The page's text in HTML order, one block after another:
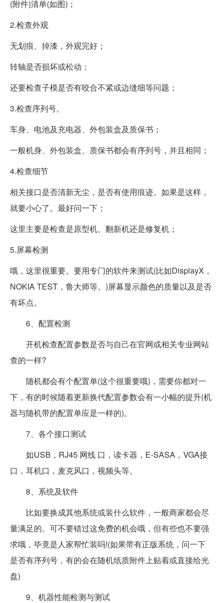
(附件)清单(如图)；
2.检查外观
无划痕、掉漆，外观完好；
转轴是否损坏或松动；
还要检查子模是否有咬合不紧或边缝细等问题；
3.检查序列号。
车身、电池及充电器、外包装盒及质保书；
一般机身、外包装盒、质保书都会有序列号，并且相同；
4.检查细节
相关接口是否清新无尘，是否有使用痕迹。如果是这样，
就要小心了。最好问一下；
这里主要是检查是原型机、翻新机还是修复机；
5.屏幕检测
哦，这里很重要。要用专门的软件来测试(比如DisplayX，
NOKIA TEST，鲁大师等。)屏幕显示颜色的质量以及是否
有坏点。
6、配置检测
开机检查配置参数是否与自己在官网或相关专业网站
查的一样?
随机都会有个配置单(这个很重要哦)，需要你都对一
下，有的时候随着更新换代配置参数会有一小幅的提升(机
器与随机带的配置单应是一样的)。
7、各个接口测试
如USB，RJ45 网线 口，读卡器，E-SASA，VGA接
口，耳机口，麦克风口，视频头等。
8、系统及软件
比如要换成其他系统或装什么软件，一般商家都会尽
量满足的。可不要错过这免费的机会哦，但有些也不要强
求哦，毕竟是人家帮忙装吗!(如果带有正版系统，问一下
是否有序列号，有的会在随机纸质附件上贴着或直接给光
盘)
9、机器性能检测与测试